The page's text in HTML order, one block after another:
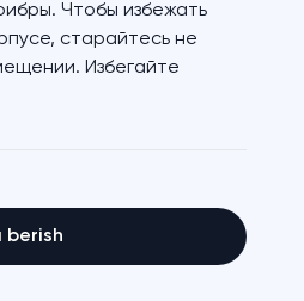
Чтобы избежать
старайтесь не
Избегайте
berish